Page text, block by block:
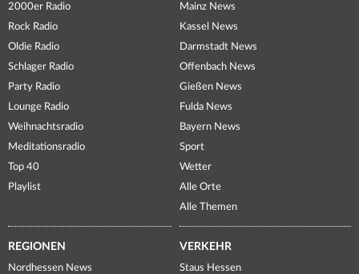
2000er Radio
Rock Radio
Oldie Radio
Schlager Radio
Party Radio
Lounge Radio
Weihnachtsradio
Meditationsradio
Top 40
Playlist
Mainz News
Kassel News
Darmstadt News
Offenbach News
Gießen News
Fulda News
Bayern News
Sport
Wetter
Alle Orte
Alle Themen
REGIONEN
Nordhessen News
VERKEHR
Staus Hessen